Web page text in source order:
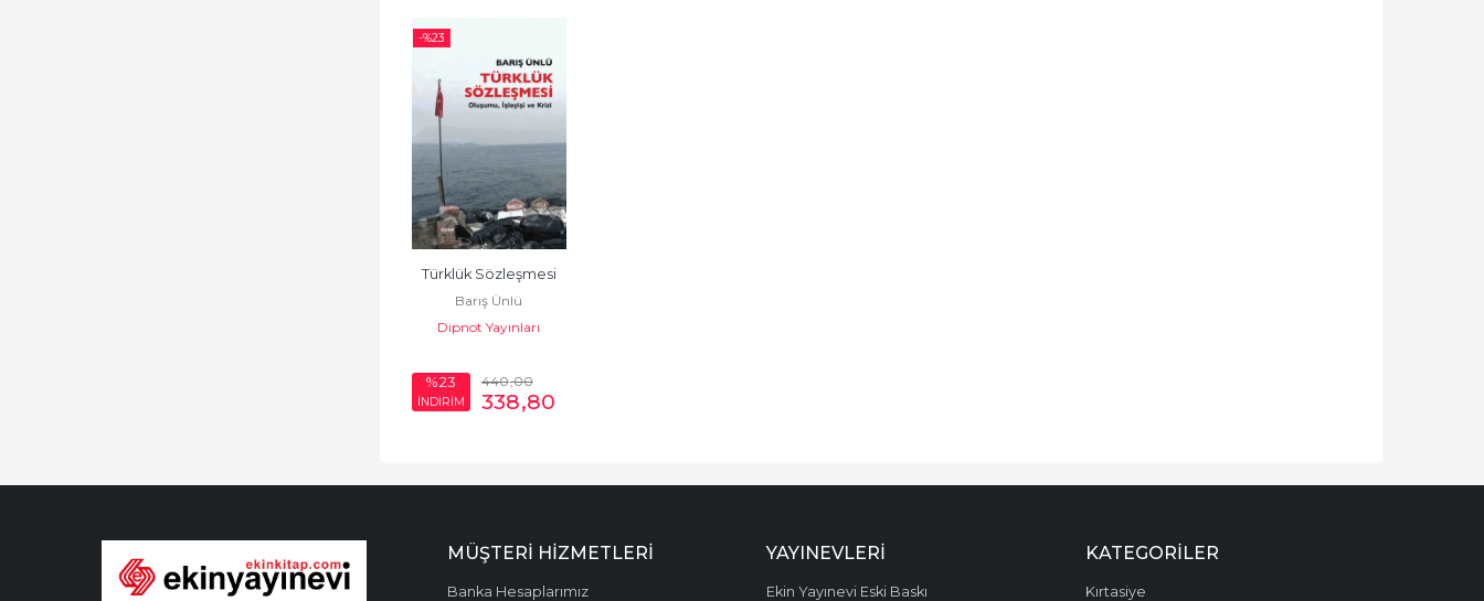
-%23
Türklük Sözleşmesi
Barış Ünlü
Dipnot Yayınları
%23
İNDİRİM
440,00
338,80
MÜŞTERI HIZMETLERI
Banka Hesaplarımız
YAYINEVLERI
Ekin Yayınevi Eski Baskı
KATEGORILER
Kırtasiye